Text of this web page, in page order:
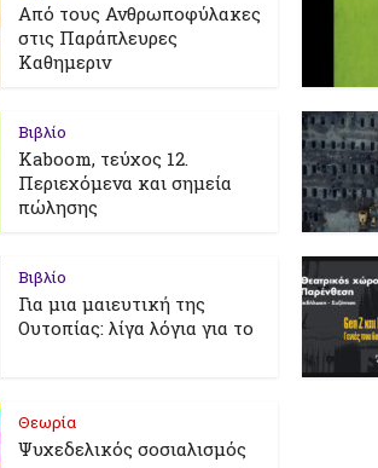
Από τους Ανθρωποφύλακες
στις Παράπλευρες
Καθημεριν
Βιβλίο
Kaboom, τεύχος 12.
Περιεχόμενα και σημεία
πώλησης
Βιβλίο
Για μια μαιευτική της
Ουτοπίας: λίγα λόγια για το
Θεωρία
Ψυχεδελικός σοσιαλισμός